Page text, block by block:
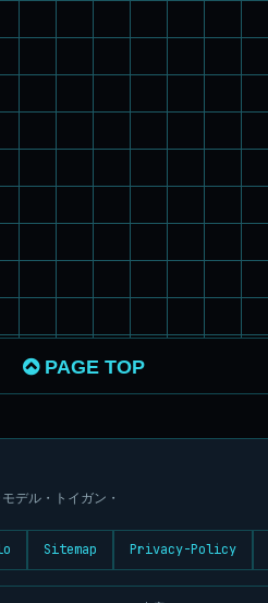
PAGE TOP
デル・トイガン・
Sitemap Privacy-Policy